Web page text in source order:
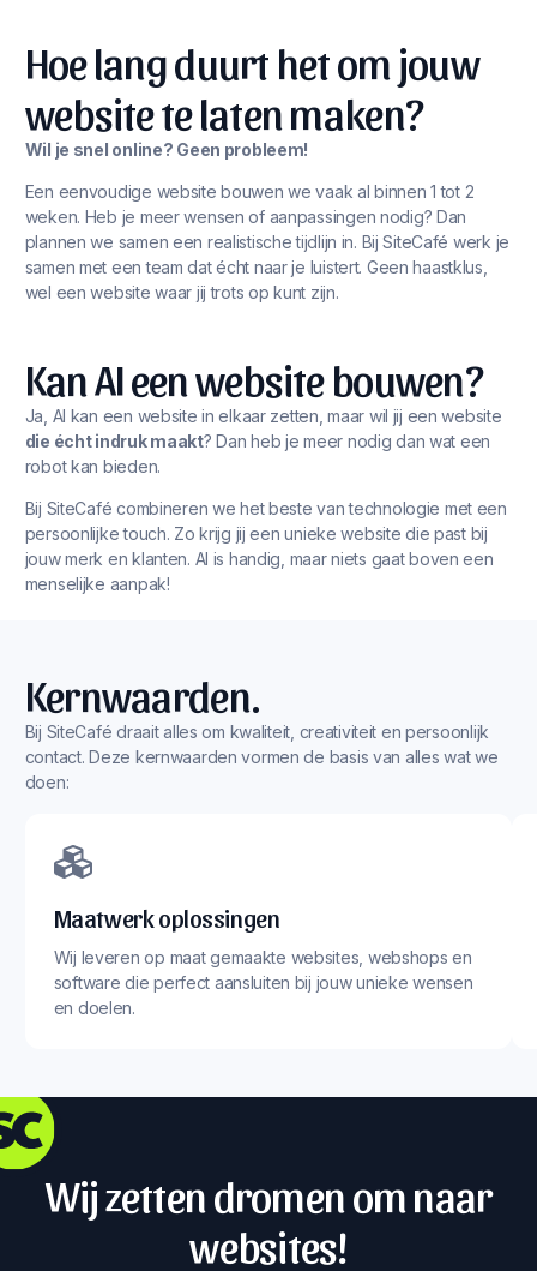
Hoe lang duurt het om jouw
website te laten maken?
Wil je snel online? Geen probleem!
Een eenvoudige website bouwen we vaak al binnen 1 tot 2
weken. Heb je meer wensen of aanpassingen nodig? Dan
plannen we samen een realistische tijdlijn in. Bij SiteCafé werk je
samen met een team dat écht naar je luistert. Geen haastklus,
wel een website waar jij trots op kunt zijn.
Kan AI een website bouwen?
Ja, AI kan een website in elkaar zetten, maar wil jij een website
die écht indruk maakt? Dan heb je meer nodig dan wat een
robot kan bieden.
Bij SiteCafé combineren we het beste van technologie met een
persoonlijke touch. Zo krijg jij een unieke website die past bij
jouw merk en klanten. AI is handig, maar niets gaat boven een
menselijke aanpak!
Kernwaarden.
Bij SiteCafé draait alles om kwaliteit, creativiteit en persoonlijk
contact. Deze kernwaarden vormen de basis van alles wat we
doen:
Maatwerk oplossingen
Wij leveren op maat gemaakte websites, webshops en
software die perfect aansluiten bij jouw unieke wensen
en doelen.
Wij zetten dromen om naar
websites!